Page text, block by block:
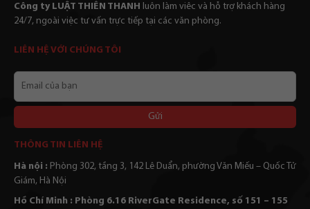
Công ty LUẬT THIÊN THANH
luôn làm viêc và hỗ trợ khách hàng
24/7, ngoài việc tư vấn trực tiếp tại các văn phòng.
LIÊN HỆ VỚI CHÚNG TÔI
bạn
THÔNG TIN LIÊN HỆ
Hà nội : Phòng 302, tầng 3, 142 Lê Duẩn, phường Văn Miếu – Quốc Tử
Giám, Hà Nội
Hồ Chí Minh : Phòng 6.16 RiverGate Residence, số 151 – 155